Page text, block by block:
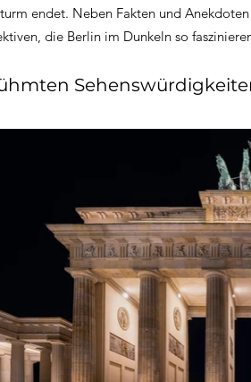
endet. Neben Fakten und
die Berlin im Dunkeln so